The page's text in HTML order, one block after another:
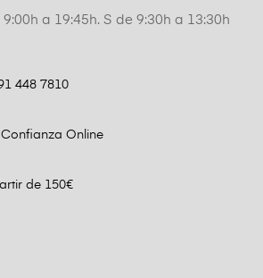
a 19:45h. S de 9:30h a 13:30h
448 7810
Online
de 150€